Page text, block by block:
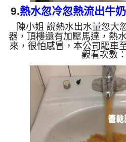
9.熱水忽冷忽熱流出牛
洗水
陳小姐 說熱水出水量忽大
器，頂樓還有加壓馬達，熱
來，很怕感冒，本公司驅車
管 作業，檢測時發現濾嘴
架起 高周波水管清洗機，
面，等了約15分，開啟 水管
式，一開始沒洗出什麼，沒
是牛奶一般，一下又流出黃
屬塊，如下圖及影片，三個
了，陳小姐能正常洗熱水澡
老化，會產
觀看次數